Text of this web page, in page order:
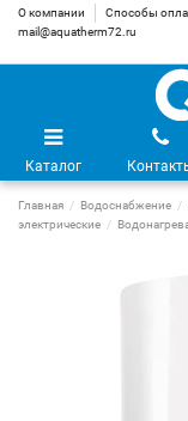
О компании Способы
mail@aquatherm72.ru
Каталог
Главная Водоснабжение
электрические